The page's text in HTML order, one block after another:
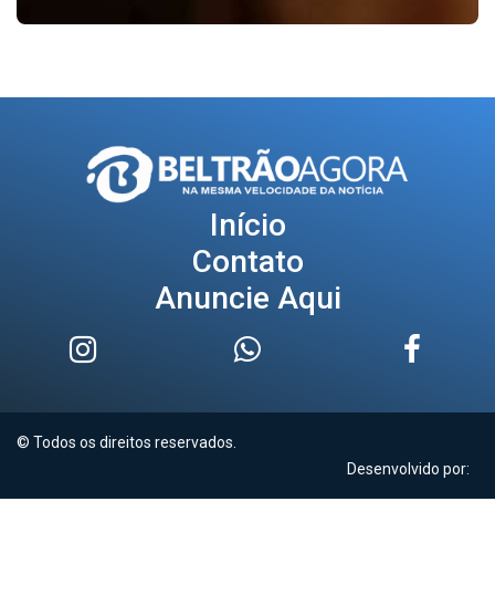
Início
Contato
Anuncie Aqui
© Todos os direitos reservados.
Desenvolvido por: